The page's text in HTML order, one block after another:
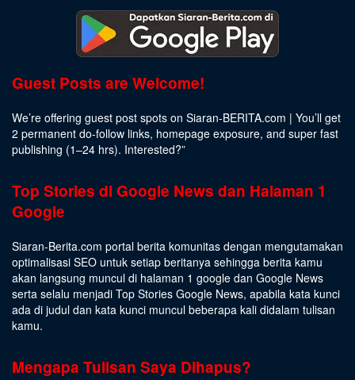
Guest Posts are Welcome!
We’re offering guest post spots on Siaran-BERITA.com | You’ll get
2 permanent do-follow links, homepage exposure, and super fast
publishing (1–24 hrs). Interested?”
Top Stories di Google News dan Halaman 1
Google
Siaran-Berita.com portal berita komunitas dengan mengutamakan
optimalisasi SEO untuk setiap beritanya sehingga berita kamu
akan langsung muncul di halaman 1 google dan Google News
serta selalu menjadi Top Stories Google News, apabila kata kunci
ada di judul dan kata kunci muncul beberapa kali didalam tulisan
kamu.
Mengapa Tulisan Saya Dihapus?